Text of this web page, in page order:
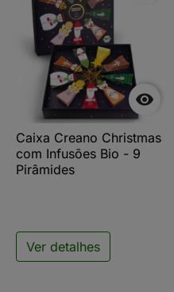

Caixa Creano Christmas
com Infusões Bio - 9
Pirâmides
Ver detalhes